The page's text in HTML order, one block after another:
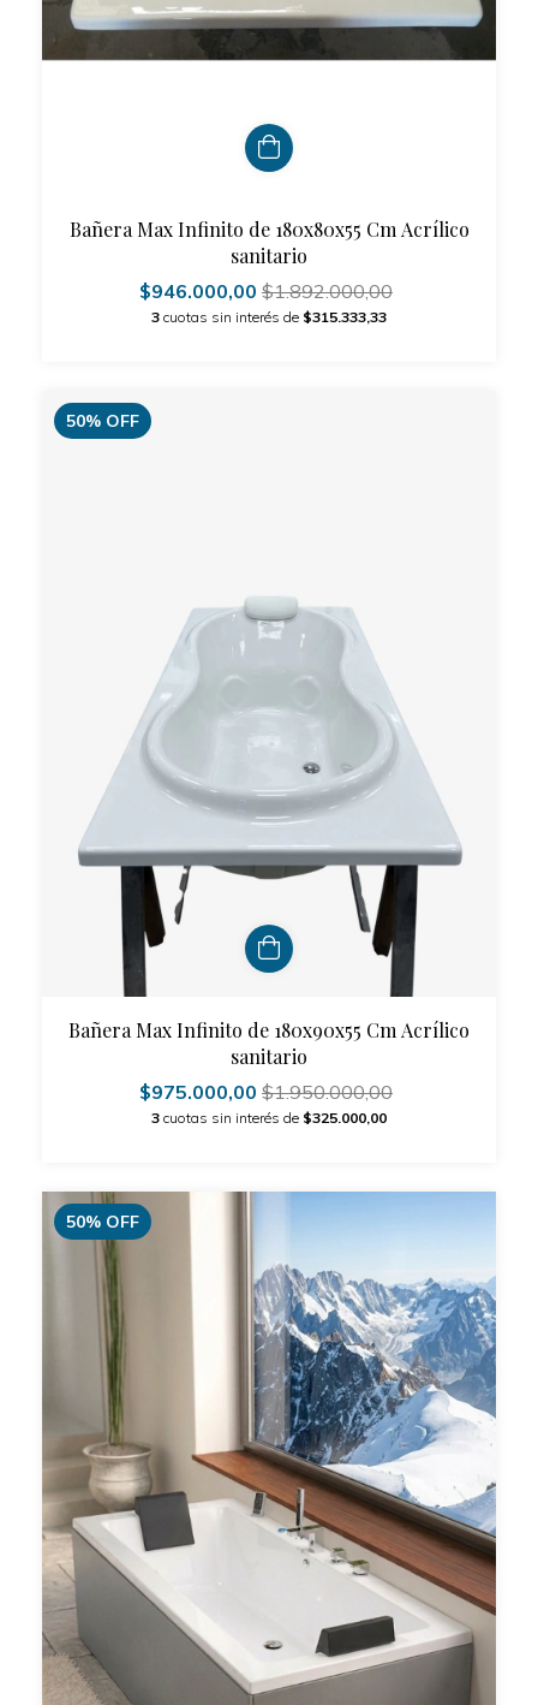
Bañera Max Infinito de 180x80x55 Cm Acrílico
sanitario
$946.000,00 $1.892.000,00
3 cuotas sin interés de $315.333,33
50% OFF
Bañera Max Infinito de 180x90x55 Cm Acrílico
sanitario
$975.000,00 $1.950.000,00
3 cuotas sin interés de $325.000,00
50% OFF